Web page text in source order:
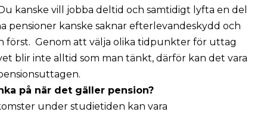
kanske vill jobba deltid och samtidigt lyfta en del
pensioner kanske saknar efterlevandeskydd och
först. Genom att välja olika tidpunkter för uttag
blir inte alltid som man tänkt, därför kan det vara
på när det gäller pension?
under studietiden kan vara